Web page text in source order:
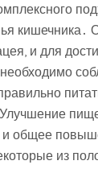
кишечника․
и для
и общее
из